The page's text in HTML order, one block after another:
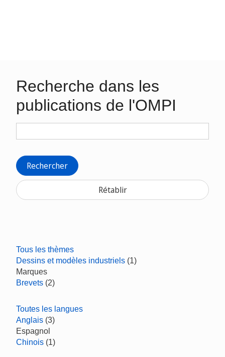
Recherche dans les
publications de l'OMPI
Rechercher
Rétablir
Tous les thèmes
Dessins et modèles industriels (1)
Marques
Brevets (2)
Toutes les langues
Anglais (3)
Espagnol
Chinois (1)